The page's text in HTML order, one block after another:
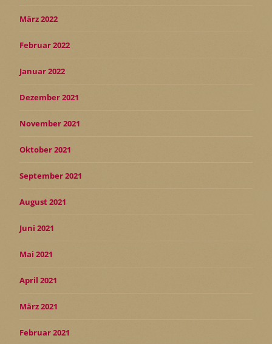
März 2022
Februar 2022
Januar 2022
Dezember 2021
November 2021
Oktober 2021
September 2021
August 2021
Juni 2021
Mai 2021
April 2021
März 2021
Februar 2021